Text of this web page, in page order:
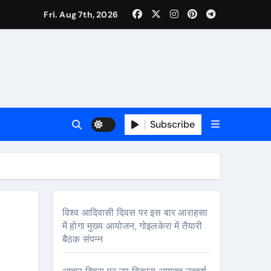
सुभाष मैदान से निकलेगी विशाल तिरंगा यात्रा
कर कार्य शुरु करवाएगीःसीनियर जीएम
Fri. Aug 7th, 2026
Subscribe
विश्व आदिवासी दिवस पर इस बार आराहसा
में होगा मुख्य आयोजन, गोइलकेरा में तैयारी
बैठक संपन्न